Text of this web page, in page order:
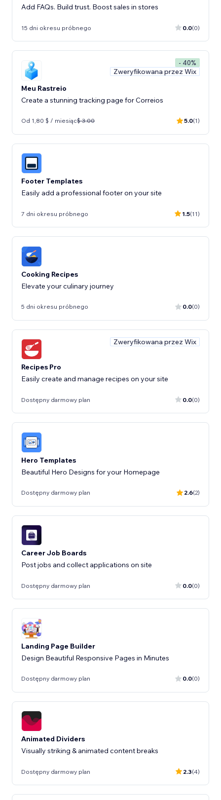
Add FAQs. Build trust. Boost sales in stores
15 dni okresu próbnego 0.0(0)
- 40%
Zweryfikowana przez Wix
Meu Rastreio
Create a stunning tracking page for Correios
Od 1,80 $ / miesiąc$ 3.00 5.0(1)
Footer Templates
Easily add a professional footer on your site
7 dni okresu próbnego 1.5(11)
Cooking Recipes
Elevate your culinary journey
5 dni okresu próbnego 0.0(0)
Zweryfikowana przez Wix
Recipes Pro
Easily create and manage recipes on your site
Dostępny darmowy plan 0.0(0)
Hero Templates
Beautiful Hero Designs for your Homepage
Dostępny darmowy plan 2.6(2)
Career Job Boards
Post jobs and collect applications on site
Dostępny darmowy plan 0.0(0)
Landing Page Builder
Design Beautiful Responsive Pages in Minutes
Dostępny darmowy plan 0.0(0)
Animated Dividers
Visually striking & animated content breaks
Dostępny darmowy plan 2.3(4)